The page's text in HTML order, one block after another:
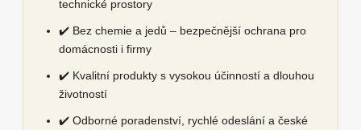
technické prostory
✔️ Bez chemie a jedů – bezpečnější ochrana pro
domácnosti i firmy
✔️ Kvalitní produkty s vysokou účinností a dlouhou
životností
✔️ Odborné poradenství, rychlé odeslání a české